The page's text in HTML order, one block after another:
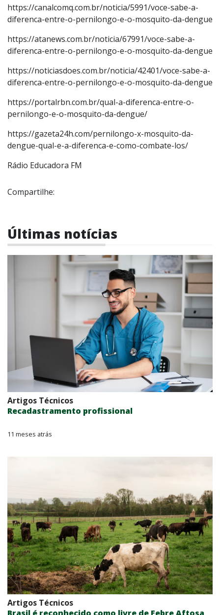
https://canalcomq.com.br/noticia/5991/voce-sabe-a-
diferenca-entre-o-pernilongo-e-o-mosquito-da-dengue
https://atanews.com.br/noticia/67991/voce-sabe-a-
diferenca-entre-o-pernilongo-e-o-mosquito-da-dengue
https://noticiasdoes.com.br/noticia/42401/voce-sabe-a-
diferenca-entre-o-pernilongo-e-o-mosquito-da-dengue
https://portalrbn.com.br/qual-a-diferenca-entre-o-
pernilongo-e-o-mosquito-da-dengue/
https://gazeta24h.com/pernilongo-x-mosquito-da-
dengue-qual-e-a-diferenca-e-como-combate-los/
Rádio Educadora FM
Compartilhe:
Últimas notícias
Artigos Técnicos
Recadastramento profissional
11 meses atrás
Artigos Técnicos